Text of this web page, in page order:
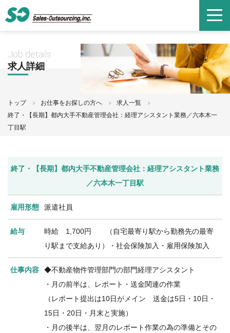
Job details
求人詳細
トップ お仕事をお探しの方へ
求人一覧
終了・【長期】都内大手不動産管理会社：経理アシスタント業務／六本木一
丁目駅
終了・【長期】都内大手不動産管理会社：経理アシスタント業務
／六本木一丁目駅
雇用形態 派遣社員
給与
時給 1,700円 （自宅最寄り駅から勤務先の最寄
り駅まで支給あり）・社会保険加入・雇用保険加入
仕事内容
◆不動産物件管理部門の部門経理アシスタント
・月の前半は、レポート・送金関連の作業
（レポート提出は10日がメイン 送金は5日・10日・
15日・20日・月末と実施）
・月の後半は、翌月のレポート作業の為の準備とその